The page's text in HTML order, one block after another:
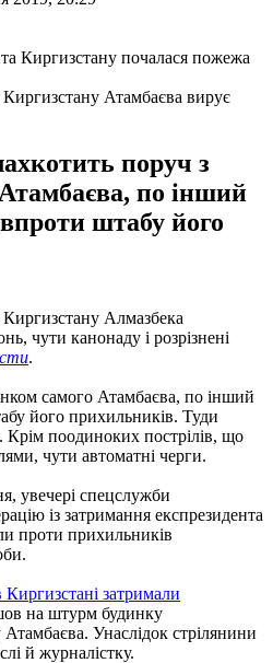
Киргизстану Атамбаєва вирує
поруч з
по інший
штабу його
Киргизстану Алмазбека
чути канонаду і розрізнені
.
самого Атамбаєва, по інший
його прихильників. Туди
Крім поодиноких пострілів, що
чути автоматні черги.
увечері спецслужби
із затримання експрезидента
проти прихильників
Киргизстані затримали
на штурм будинку
Унаслідок стрілянини
й журналістку.